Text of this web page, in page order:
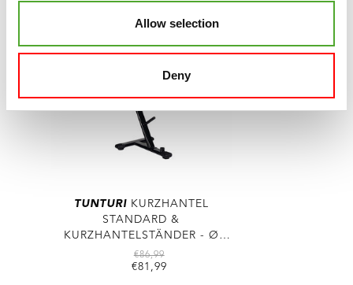
Allow selection
Deny
TUNTURIKURZHANTEL
STANDARD &
KURZHANTELSTÄNDER - Ø
30MM
€86,99
€81,99